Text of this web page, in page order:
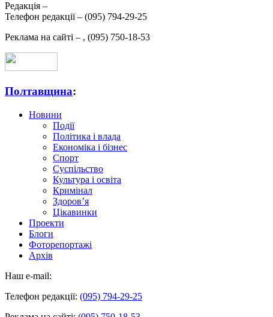
Редакція –
Телефон редакції – (095) 794-29-25
Реклама на сайті – , (095) 750-18-53
Полтавщина:
Новини
Події
Політика і влада
Економіка і бізнес
Спорт
Суспільство
Культура і освіта
Кримінал
Здоров’я
Цікавинки
Проекти
Блоги
Фоторепортажі
Архів
Наш e-mail:
Телефон редакції: (095) 794-29-25